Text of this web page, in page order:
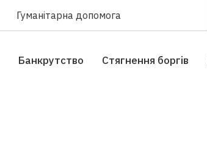
Гуманітарна допомога
Банкрутство Стягнення боргiв